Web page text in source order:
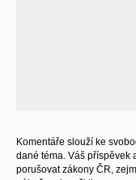
Komentáře slouží ke
dané téma. Váš příspěvek
porušovat zákony ČR,